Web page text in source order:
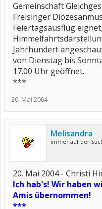
Gemeinschaft
Freisinger
Feiertagsausflug
Jahrhundert
von Dienstag bis
17.00 Uhr geöffnet.
***
20. Mai 2004
Melisandra
immer auf der
20. Mai 2004 - Christi
Ich hab's! Wir haben
Amis übernommen!
***